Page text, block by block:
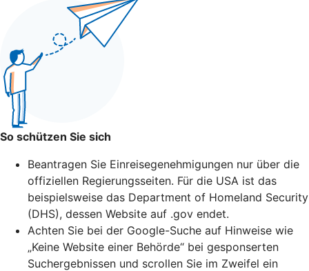
So schützen Sie sich
Beantragen Sie Einreisegenehmigungen nur über die
offiziellen Regierungsseiten. Für die USA ist das
beispielsweise das Department of Homeland Security
(DHS), dessen Website auf .gov endet.
Achten Sie bei der Google-Suche auf Hinweise wie
„Keine Website einer Behörde“ bei gesponserten
Suchergebnissen und scrollen Sie im Zweifel ein